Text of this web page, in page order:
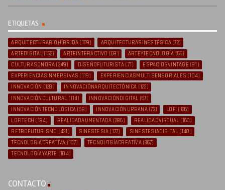
ETIQUETAS
ARQUITECTURABIOHÍBRIDA (169) ARQUITECTURASINESTÉSICA(72)
ARTEDIGITAL(152) ARTEINTERACTIVO (69) ARTEYTECNOLOGÍA (66)
CULTURASONORA (249) DISEÑOFUTURISTA (71) ESPACIOSVINTAGE (91)
EXPERIENCIASINMERSIVAS (119) EXPERIENCIASMULTISENSORIALES (104)
INNOVACIÓN (128) INNOVACIÓNARQUITECTÓNICA (123)
INNOVACIÓNCULTURAL (114) INNOVACIÓNDIGITAL (67)
INNOVACIÓNTECNOLÓGICA (68) INNOVACIÓNURBANA(73) LOFI (126)
LOFITECH (184) REALIDADAUMENTADA (286) REALIDADVIRTUAL (160)
RETROFUTURISMO (431) SINESTESIA (177) SINESTESIADIGITAL (140)
TECNOLOGIACREATIVA (107) TECNOLOGÍACREATIVA(367)
TECNOLOGÍAYARTE (104)
CONTACTO